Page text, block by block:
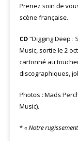
Prenez soin de
scène française.
CD “Digging Deep
Music, sortie le 2
cartonné au
discographiques,
Photos : Mads
Music).
*« Notre